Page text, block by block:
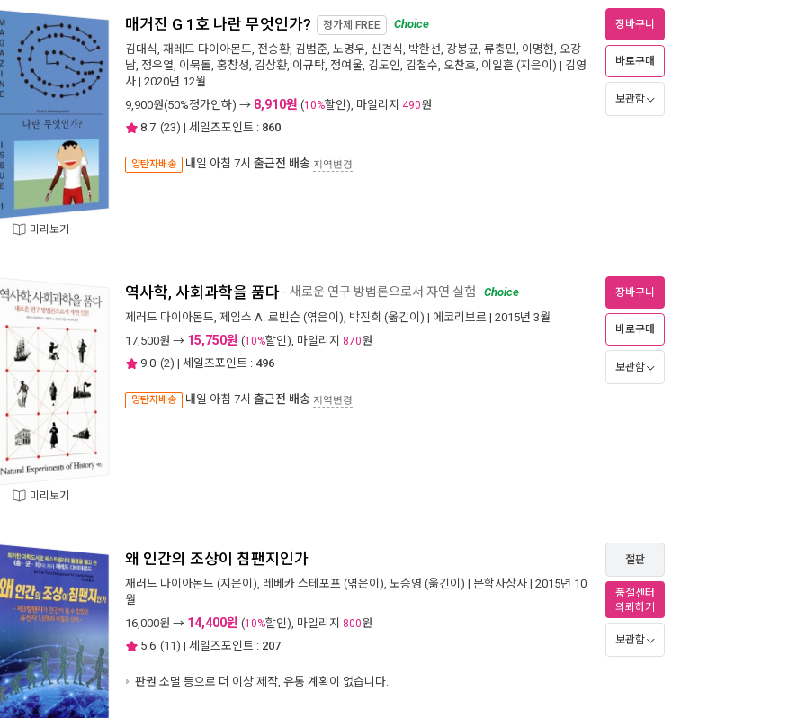
미리보기
매거진 G 1호 나란 무엇인가? 정가제 FREE
Choice
김대식, 재레드 다이아몬드, 전승환, 김범준, 노명우, 신견식, 박한선, 강봉균, 류충민, 이명현, 오강
남, 정우열, 이묵돌, 홍창성, 김상환, 이규탁, 정여울, 김도인, 김철수, 오찬호, 이일훈 (지은이) | 김영
사 | 2020년 12월
9,900원(50%정가인하) → 8,910원 (10%할인), 마일리지 490원
8.7 (23) | 세일즈포인트 : 860
양탄자배송 내일 아침 7시 출근전 배송 지역변경
장바구니
바로구매
보관함
미리보기
역사학, 사회과학을 품다 - 새로운 연구 방법론으로서 자연 실험
Choice
제러드 다이아몬드, 제임스 A. 로빈슨 (엮은이), 박진희 (옮긴이) | 에코리브르 | 2015년 3월
17,500원 → 15,750원 (10%할인), 마일리지 870원
9.0 (2) | 세일즈포인트 : 496
양탄자배송 내일 아침 7시 출근전 배송 지역변경
장바구니
바로구매
보관함
왜 인간의 조상이 침팬지인가
재러드 다이아몬드 (지은이), 레베카 스테포프 (엮은이), 노승영 (옮긴이) | 문학사상사 | 2015년 10
월
16,000원 → 14,400원 (10%할인), 마일리지 800원
5.6 (11) | 세일즈포인트 : 207
판권 소멸 등으로 더 이상 제작, 유통 계획이 없습니다.
절판
품절센터
의뢰하기
보관함